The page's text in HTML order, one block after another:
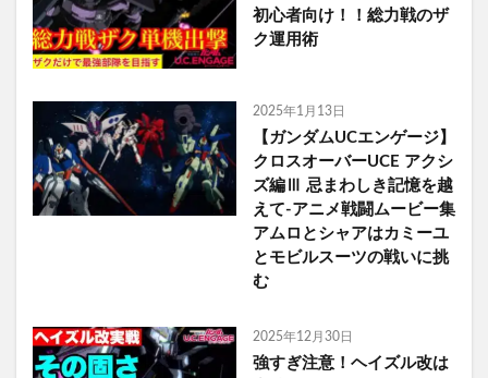
初心者向け！！総力戦のザ
ク運用術
2025年1月13日
【ガンダムUCエンゲージ】
クロスオーバーUCE アクシ
ズ編Ⅲ 忌まわしき記憶を越
えて-アニメ戦闘ムービー集
アムロとシャアはカミーユ
とモビルスーツの戦いに挑
む
2025年12月30日
強すぎ注意！ヘイズル改は